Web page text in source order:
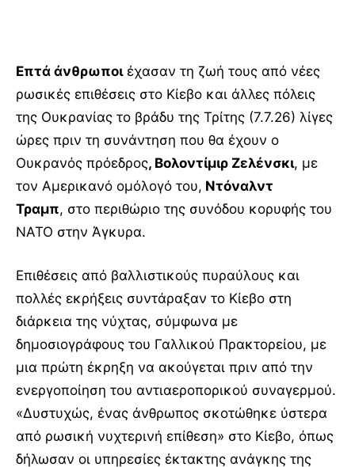
Επτά άνθρωποιέχασαν τη ζωή τους από νέες
ρωσικές επιθέσεις στο Κίεβο και άλλες πόλεις
της Ουκρανίας το βράδυ της Τρίτης (7.7.26) λίγες
ώρες πριν τη συνάντηση που θα έχουν ο
Ουκρανός πρόεδρος, Βολοντίμιρ Ζελένσκι, με
τον Αμερικανό ομόλογό του, Ντόναλντ
Τραμπ, στο περιθώριο της συνόδου κορυφής του
ΝΑΤΟ στην Άγκυρα.
Επιθέσεις από βαλλιστικούς πυραύλους και
πολλές εκρήξεις συντάραξαν το Κίεβο στη
διάρκεια της νύχτας, σύμφωνα με
δημοσιογράφους του Γαλλικού Πρακτορείου, με
μια πρώτη έκρηξη να ακούγεται πριν από την
ενεργοποίηση του αντιαεροπορικού συναγερμού.
«Δυστυχώς, ένας άνθρωπος σκοτώθηκε ύστερα
από ρωσική νυχτερινή επίθεση» στο Κίεβο, όπως
δήλωσαν οι υπηρεσίες έκτακτης ανάγκης της